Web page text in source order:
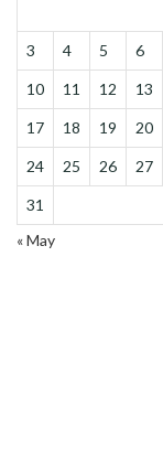
3 4 5 6
10 11 12 13
17 18 19 20
24 25 26 27
31
« May